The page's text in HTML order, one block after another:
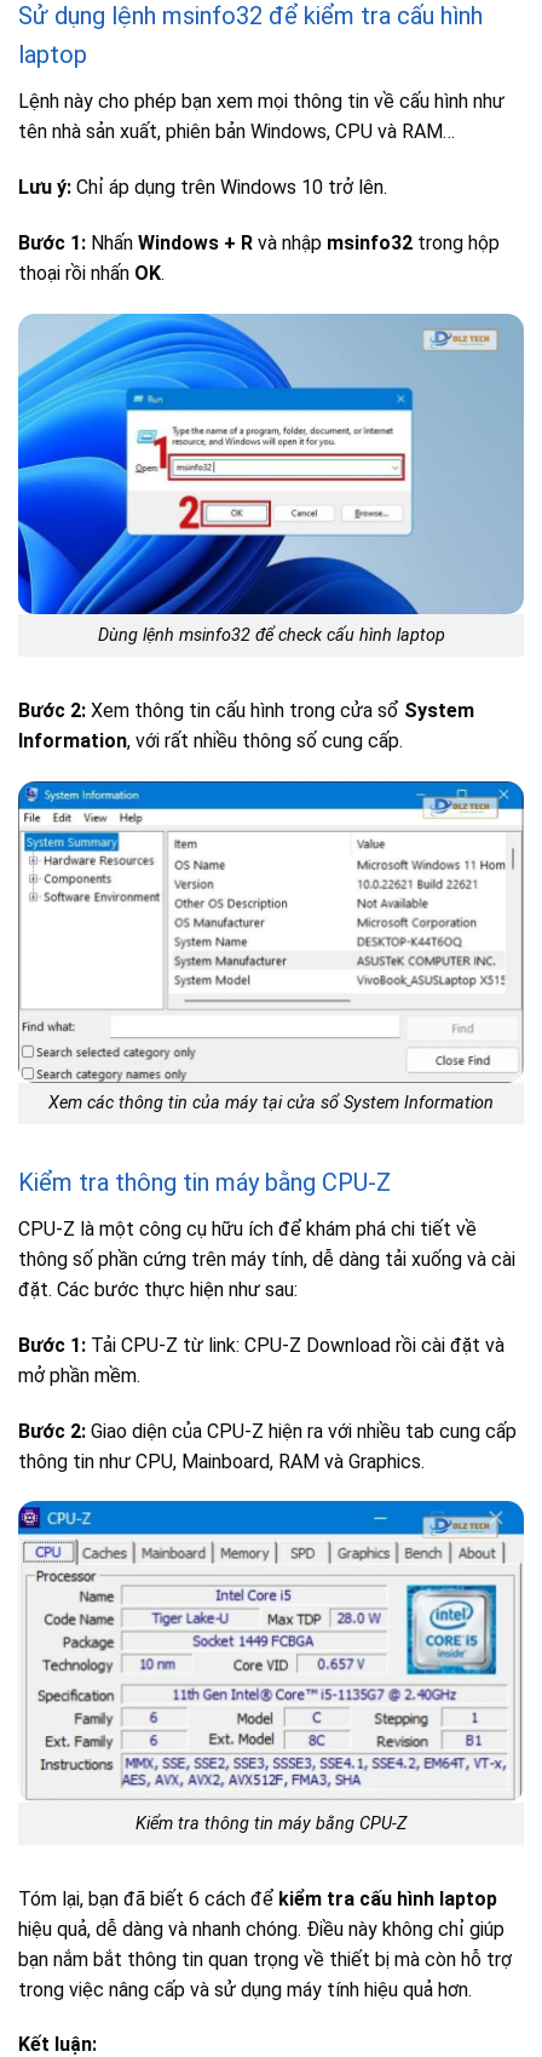
Sử dụng lệnh msinfo32 để kiểm tra cấu hình
laptop
Lệnh này cho phép bạn xem mọi thông tin về cấu hình như
tên nhà sản xuất, phiên bản Windows, CPU và RAM…
Lưu ý: Chỉ áp dụng trên Windows 10 trở lên.
Bước 1: Nhấn Windows + R và nhập msinfo32 trong hộp
thoại rồi nhấn OK.
Dùng lệnh msinfo32 để check cấu hình laptop
Bước 2: Xem thông tin cấu hình trong cửa sổ System
Information, với rất nhiều thông số cung cấp.
Xem các thông tin của máy tại cửa sổ System Information
Kiểm tra thông tin máy bằng CPU-Z
CPU-Z là một công cụ hữu ích để khám phá chi tiết về
thông số phần cứng trên máy tính, dễ dàng tải xuống và cài
đặt. Các bước thực hiện như sau:
Bước 1: Tải CPU-Z từ link: CPU-Z Download rồi cài đặt và
mở phần mềm.
Bước 2: Giao diện của CPU-Z hiện ra với nhiều tab cung cấp
thông tin như CPU, Mainboard, RAM và Graphics.
Kiểm tra thông tin máy bằng CPU-Z
Tóm lại, bạn đã biết 6 cách để kiểm tra cấu hình laptop
hiệu quả, dễ dàng và nhanh chóng. Điều này không chỉ giúp
bạn nắm bắt thông tin quan trọng về thiết bị mà còn hỗ trợ
trong việc nâng cấp và sử dụng máy tính hiệu quả hơn.
Kết luận: